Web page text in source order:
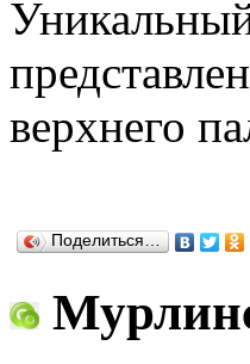
верхнего
Поделиться…